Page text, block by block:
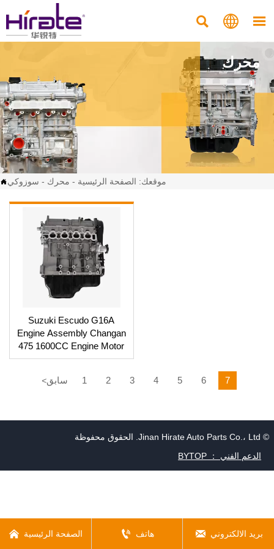
  
محرك
 موقعك: الصفحة الرئيسية - محرك - سوزوكي
Suzuki Escudo G16A
Engine Assembly Changan
475 1600CC Engine Motor
<سابق 1 2 3 4 5 6 7
© Jinan Hirate Auto Parts Co.، Ltd. الحقوق محفوظة
الدعم الفني ： BYTOP
 الصفحة الرئيسية  هاتف  بريد الالكتروني